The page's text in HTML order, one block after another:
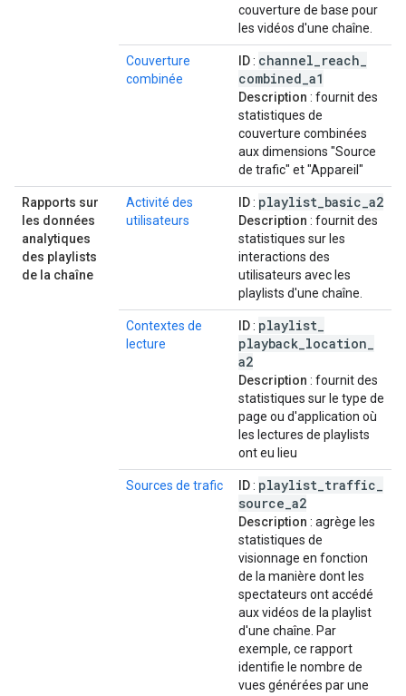
couverture de base pour
les vidéos d'une chaîne.
Couverture
combinée
ID: channel reach
combined a1
Description : fournit des
statistiques de
couverture combinées
aux dimensions "Source
de trafic" et "Appareil"
Rapports sur
les données
analytiques
des playlists
de la chaîne
Activité des
utilisateurs
ID: playlist basic a2
Description : fournit des
statistiques sur les
interactions des
utilisateurs avec les
playlists d'une chaîne.
Contextes de
lecture
ID: playlist
playback location
a2
Description : fournit des
statistiques sur le type de
page ou d'application où
les lectures de playlists
ont eu lieu
Sources de trafic ID: playlist traffic
source a2
Description : agrège les
statistiques de
visionnage en fonction
de la manière dont les
spectateurs ont accédé
aux vidéos de la playlist
d'une chaîne. Par
exemple, ce rapport
identifie le nombre de
vues générées par une